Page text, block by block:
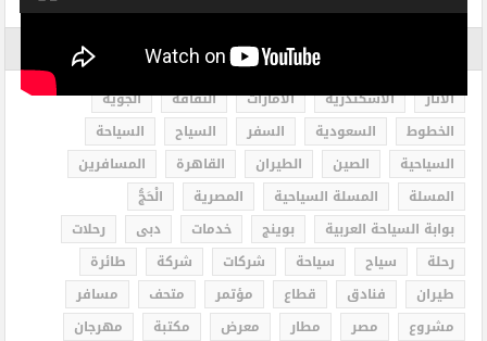
الاثار الاسكندرية الامارات الثقافة
الجوية
الخطوط
السعودية السفر السياح
السياحة
السياحية
الصين الطيران القاهرة
المسافرين
المسلة
المسلة السياحية المصرية
الْحَجُّ
بوابة السياحة العربية
بوينج خدمات دبى
رحلات
رحلة
سياح سياحة شركات شركة
طائرة
طيران
فنادق قطاع مؤتمر متحف
مسافر
مشروع
مصر مطار معرض مكتبة
مهرجان